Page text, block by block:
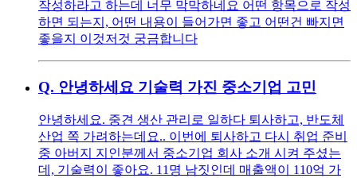
작성하라고 하는데 너무 막막하네요 어떤 항목으로 작성
하면 되는지, 어떤 내용이 들어가면 좋고 어떤건 빠지면
좋을지 이것저것 궁금합니다
Q. 안녕하세요 기술력 가진 중소기업 고민
안녕하세요. 중견 생산 관리로 일하다 퇴사하고, 반도체
산업 쪽 가려하는데요.. 이번에 퇴사하고 다시 취업 준비
중 아버지 지인분께서 중소기업 회사 소개 시켜 주셨는
데, 기술력이 좋아요. 11명 남짓인데 매출액이 110억 가